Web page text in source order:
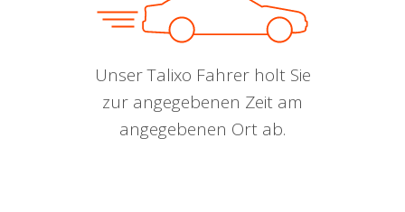
Unser Talixo Fahrer holt Sie
zur angegebenen Zeit am
angegebenen Ort ab.